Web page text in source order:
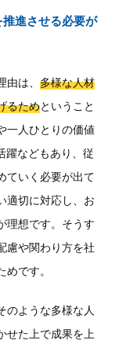
進させる必要が
は、 多様な人材
るためということ
一人ひとりの価値
躍などもあり、従
ていく必要が出て
適切に対応し、お
理想です。そうす
慮や関わり方を社
です。
のような多様な人
せた上で成果を上